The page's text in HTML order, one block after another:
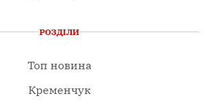
РОЗДІЛИ
Топ новина
Кременчук